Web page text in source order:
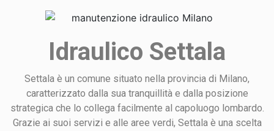
Idraulico Settala
Settala è un comune situato nella provincia di Milano,
caratterizzato dalla sua tranquillità e dalla posizione
strategica che lo collega facilmente al capoluogo lombardo.
Grazie ai suoi servizi e alle aree verdi, Settala è una scelta